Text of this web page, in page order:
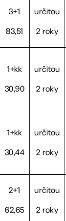
3+1
83,51
určitou
2 roky
1+kk
30,90
určitou
2 roky
1+kk
30,44
určitou
2 roky
2+1
62,65
určitou
2 roky